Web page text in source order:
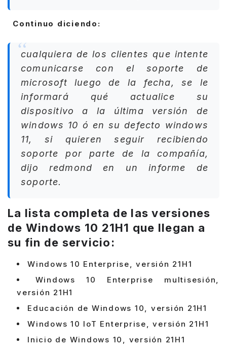
Continuo diciendo:
cualquiera de los clientes que intente
comunicarse con el soporte de
microsoft luego de la fecha, se le
informará qué actualice su
dispositivo a la última versión de
windows 10 ó en su defecto windows
11, si quieren seguir recibiendo
soporte por parte de la compañía,
dijo redmond en un informe de
soporte.
La lista completa de las versiones
de Windows 10 21H1 que llegan a
su fin de servicio:
Windows 10 Enterprise, versión 21H1
Windows 10 Enterprise multisesión,
versión 21H1
Educación de Windows 10, versión 21H1
Windows 10 IoT Enterprise, versión 21H1
Inicio de Windows 10, versión 21H1